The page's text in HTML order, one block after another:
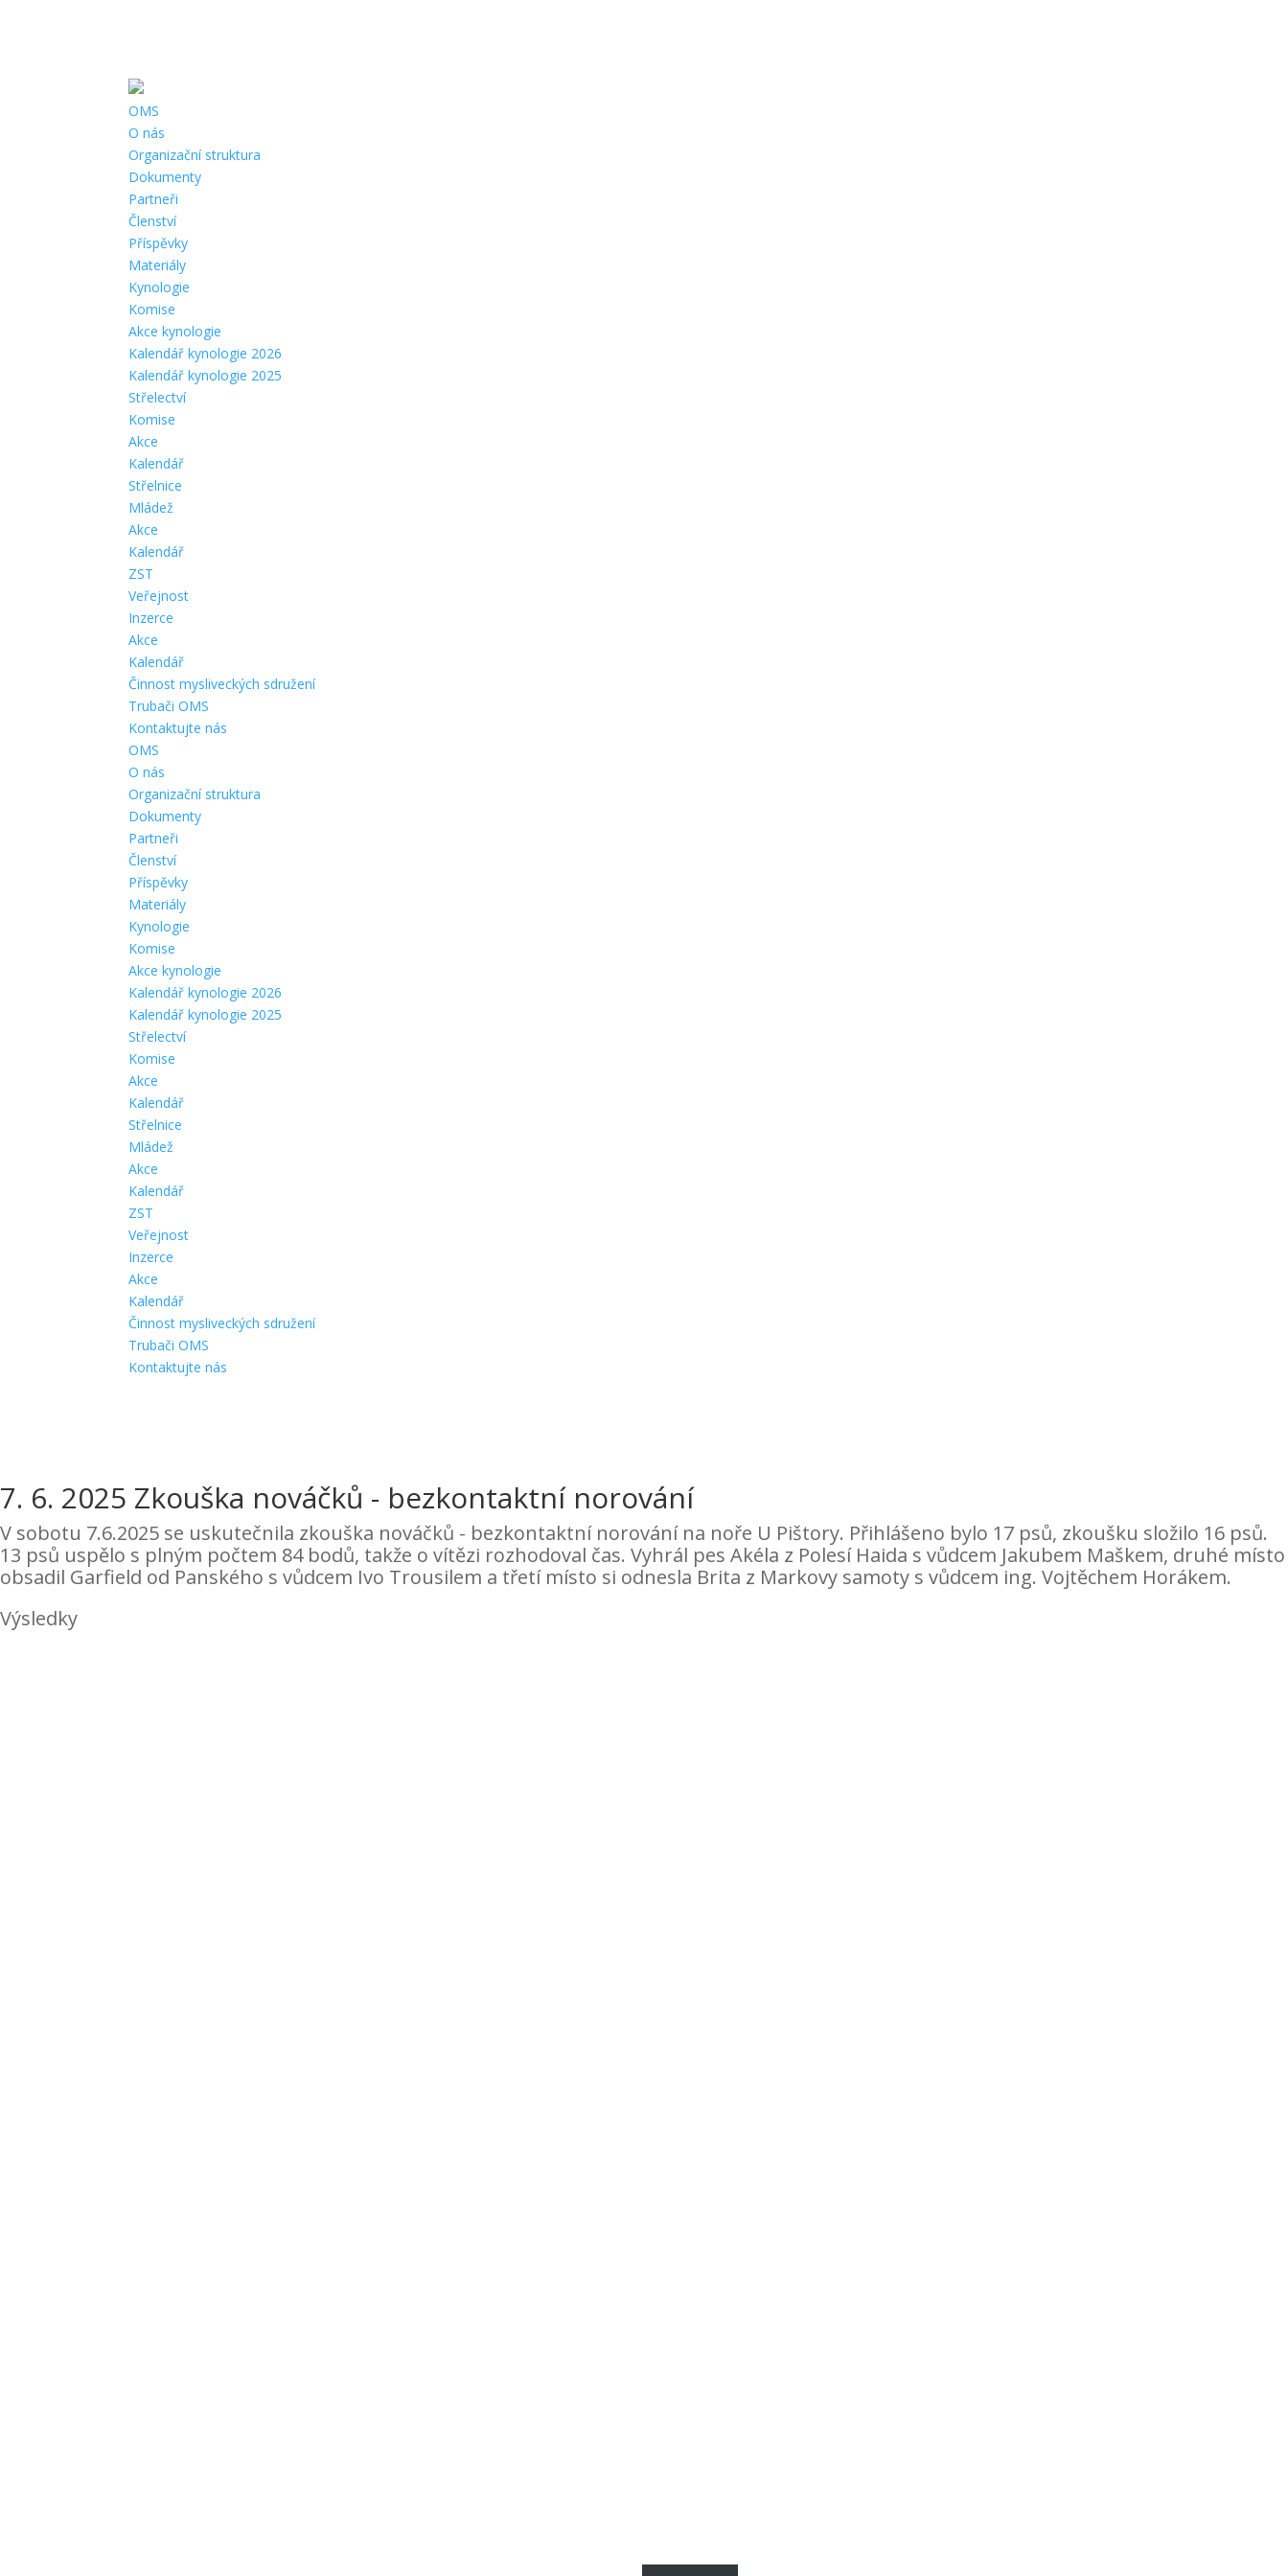
OMS
O nás
Organizační struktura
Dokumenty
Partneři
Členství
Příspěvky
Materiály
Kynologie
Komise
Akce kynologie
Kalendář kynologie 2026
Kalendář kynologie 2025
Střelectví
Komise
Akce
Kalendář
Střelnice
Mládež
Akce
Kalendář
ZST
Veřejnost
Inzerce
Akce
Kalendář
Činnost mysliveckých sdružení
Trubači OMS
Kontaktujte nás
OMS
O nás
Organizační struktura
Dokumenty
Partneři
Členství
Příspěvky
Materiály
Kynologie
Komise
Akce kynologie
Kalendář kynologie 2026
Kalendář kynologie 2025
Střelectví
Komise
Akce
Kalendář
Střelnice
Mládež
Akce
Kalendář
ZST
Veřejnost
Inzerce
Akce
Kalendář
Činnost mysliveckých sdružení
Trubači OMS
Kontaktujte nás
7. 6. 2025 Zkouška nováčků - bezkontaktní norování
V sobotu 7.6.2025 se uskutečnila zkouška nováčků - bezkontaktní norování na noře U Pištory. Přihlášeno bylo 17 psů, zkoušku složilo 16 psů.
13 psů uspělo s plným počtem 84 bodů, takže o vítězi rozhodoval čas. Vyhrál pes Akéla z Polesí Haida s vůdcem Jakubem Maškem, druhé místo
obsadil Garfield od Panského s vůdcem Ivo Trousilem a třetí místo si odnesla Brita z Markovy samoty s vůdcem ing. Vojtěchem Horákem.
Výsledky